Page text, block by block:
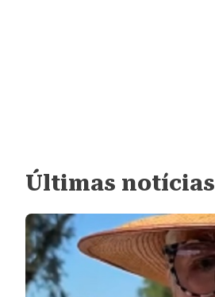
Últimas notícias